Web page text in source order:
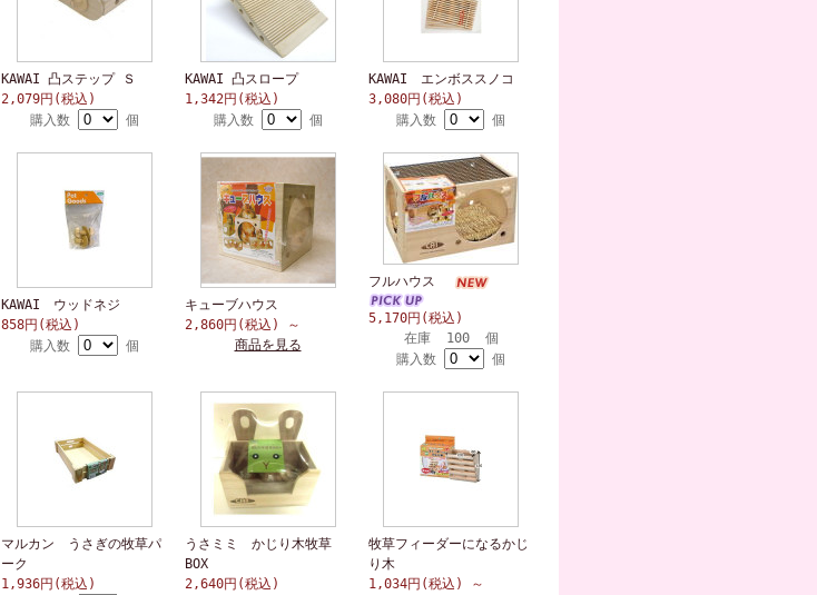
KAWAI 凸ステップ Ｓ
2,079円(税込)
購入数
個
KAWAI 凸スロープ
1,342円(税込)
購入数
個
KAWAI エンボススノコ
3,080円(税込)
購入数
個
KAWAI ウッドネジ
858円(税込)
購入数
個
キューブハウス
2,860円(税込)
～
商品を見る
フルハウス
5,170円(税込)
在庫 100 個
購入数
個
マルカン うさぎの牧草パ
ーク
1,936円(税込)
うさミミ かじり木牧草
BOX
2,640円(税込)
牧草フィーダーになるかじ
り木
1,034円(税込)
～